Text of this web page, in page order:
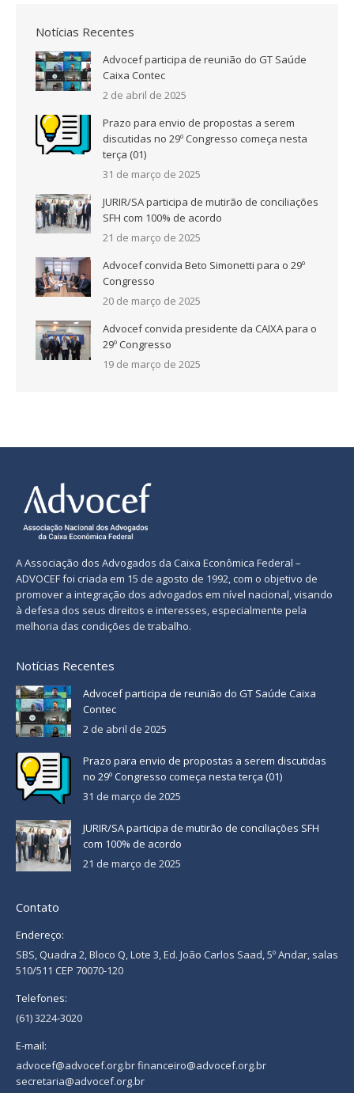
Notícias Recentes
Advocef participa de reunião do GT Saúde
Caixa Contec
2 de abril de 2025
Prazo para envio de propostas a serem
discutidas no 29º Congresso começa nesta
terça (01)
31 de março de 2025
JURIR/SA participa de mutirão de conciliações
SFH com 100% de acordo
21 de março de 2025
Advocef convida Beto Simonetti para o 29º
Congresso
20 de março de 2025
Advocef convida presidente da CAIXA para o
29º Congresso
19 de março de 2025
A Associação dos Advogados da Caixa Econômica Federal –
ADVOCEF foi criada em 15 de agosto de 1992, com o objetivo de
promover a integração dos advogados em nível nacional, visando
à defesa dos seus direitos e interesses, especialmente pela
melhoria das condições de trabalho.
Notícias Recentes
Advocef participa de reunião do GT Saúde Caixa
Contec
2 de abril de 2025
Prazo para envio de propostas a serem discutidas
no 29º Congresso começa nesta terça (01)
31 de março de 2025
JURIR/SA participa de mutirão de conciliações SFH
com 100% de acordo
21 de março de 2025
Contato
Endereço:
SBS, Quadra 2, Bloco Q, Lote 3, Ed. João Carlos Saad, 5º Andar, salas
510/511 CEP 70070-120
Telefones:
(61) 3224-3020
E-mail:
advocef@advocef.org.br financeiro@advocef.org.br
secretaria@advocef.org.br